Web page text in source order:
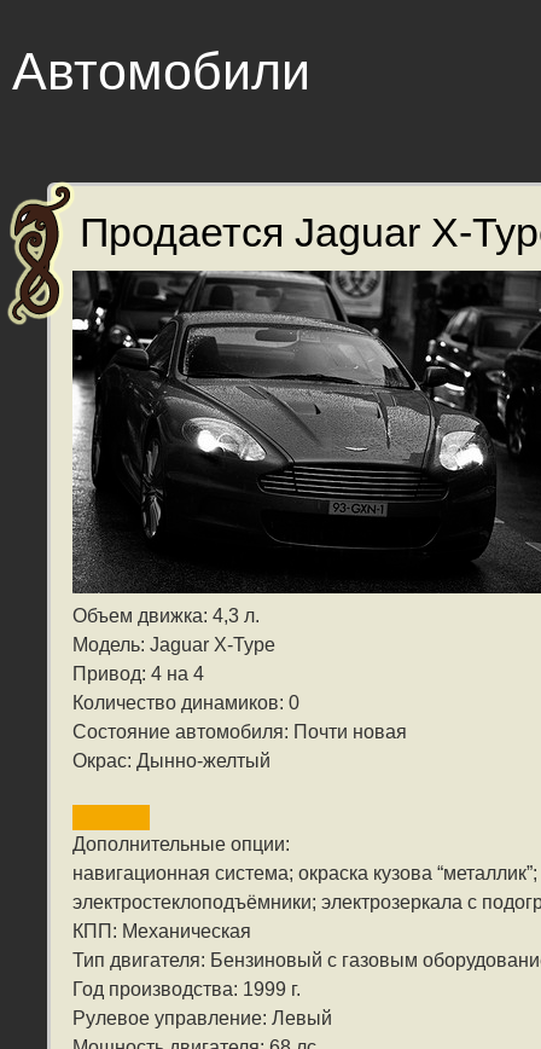
Автомобили
Продается Jaguar X-
Объем движка: 4,3 л.
Модель: Jaguar X-Type
Привод: 4 на 4
Количество динамиков: 0
Состояние автомобиля: Почти новая
Окрас: Дынно-желтый
Дополнительные опции:
навигационная система; окраска кузова
электростеклоподъёмники; электрозеркала с
КПП: Механическая
Тип двигателя: Бензиновый с газовым
Год производства: 1999 г.
Рулевое управление: Левый